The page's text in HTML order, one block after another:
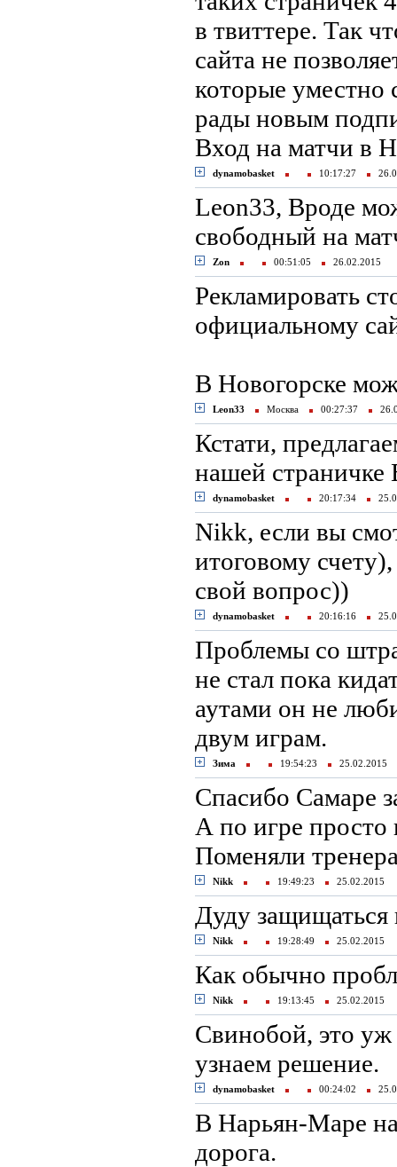
в твиттере. Так
сайта не
которые уместно
рады новым
Вход на матчи в
dynamobasket 10:17:27
Leon33, Вроде
свободный на
Zon 00:51:05 26.02.2015
Рекламировать
официальному
В Новогорске
Leon33 Москва 00:27:37
Кстати,
нашей страничке
dynamobasket 20:17:34
Nikk, если вы
итоговому
свой вопрос))
dynamobasket 20:16:16
Проблемы со
не стал пока
аутами он не
двум играм.
Зима 19:54:23 25.02.2015
Спасибо Самаре
А по игре просто
Поменяли
Nikk 19:49:23 25.02.2015
Дуду защищаться
Nikk 19:28:49 25.02.2015
Как обычно
Nikk 19:13:45 25.02.2015
Свинобой, это уж
узнаем решение.
dynamobasket 00:24:02
В Нарьян-Маре
дорога.